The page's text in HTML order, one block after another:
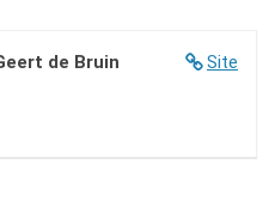
Site
de Bruin